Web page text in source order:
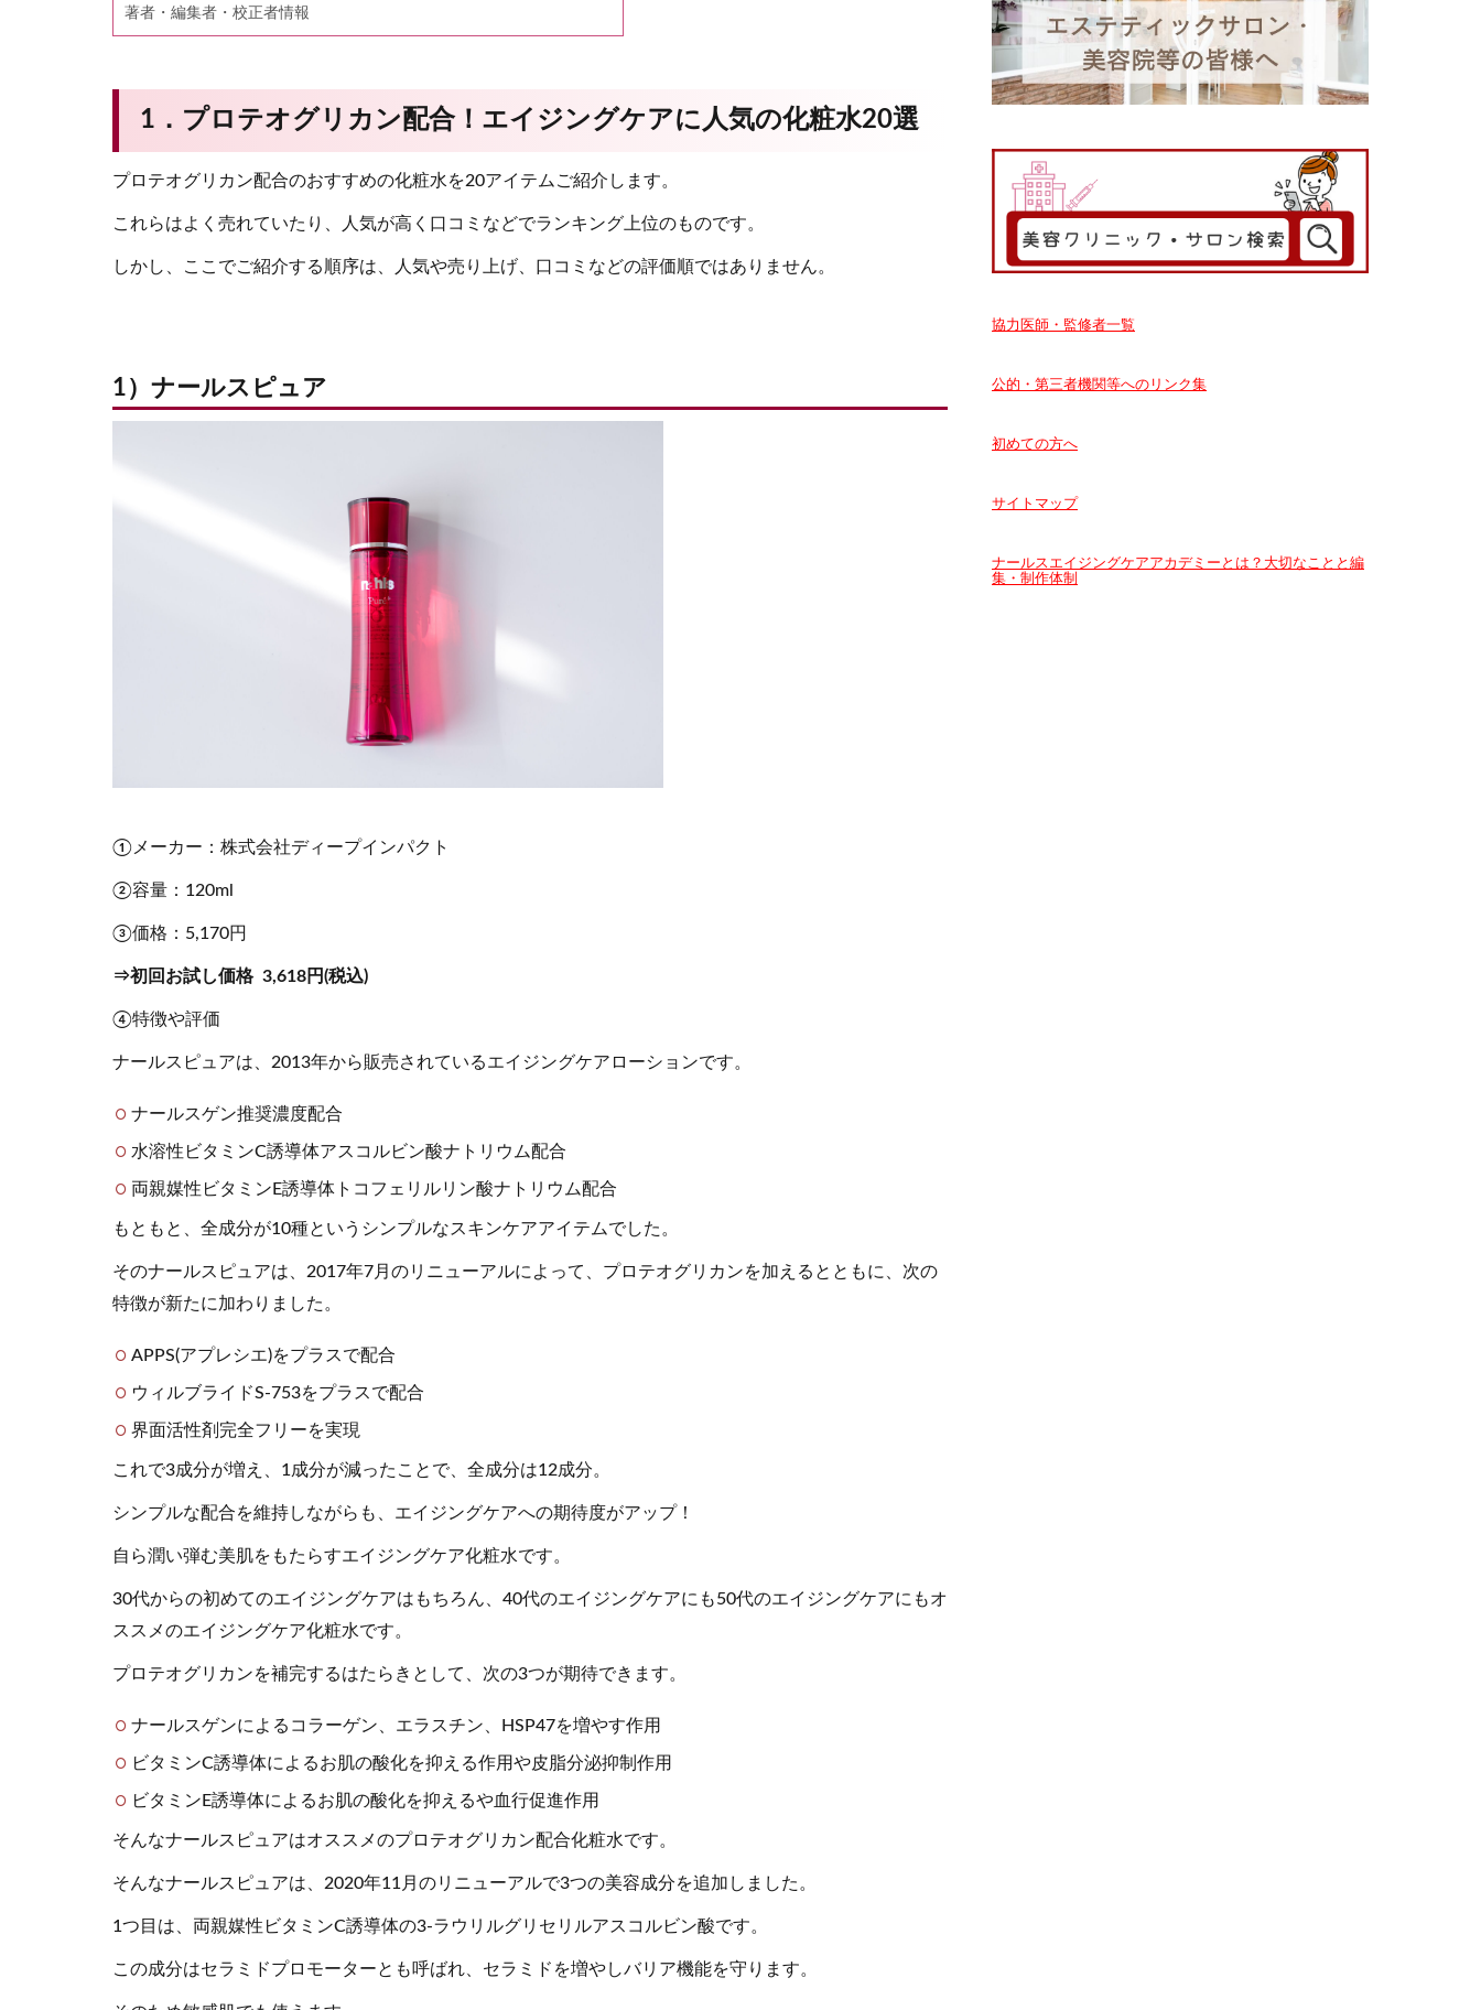
著者・編集者・校正者情報
1．プロテオグリカン配合！エイジングケアに人気の化粧水20選
プロテオグリカン配合のおすすめの化粧水を20アイテムご紹介します。
これらはよく売れていたり、人気が高く口コミなどでランキング上位のものです。
しかし、ここでご紹介する順序は、人気や売り上げ、口コミなどの評価順ではありません。
1）ナールスピュア
①メーカー：株式会社ディープインパクト
②容量：120ml
③価格：5,170円
⇒初回お試し価格 3,618円(税込)
④特徴や評価
ナールスピュアは、2013年から販売されているエイジングケアローションです。
ナールスゲン推奨濃度配合
水溶性ビタミンC誘導体アスコルビン酸ナトリウム配合
両親媒性ビタミンE誘導体トコフェリルリン酸ナトリウム配合
もともと、全成分が10種というシンプルなスキンケアアイテムでした。
そのナールスピュアは、2017年7月のリニューアルによって、プロテオグリカンを加えるとともに、次の
特徴が新たに加わりました。
APPS(アプレシエ)をプラスで配合
ウィルブライドS-753をプラスで配合
界面活性剤完全フリーを実現
これで3成分が増え、1成分が減ったことで、全成分は12成分。
シンプルな配合を維持しながらも、エイジングケアへの期待度がアップ！
自ら潤い弾む美肌をもたらすエイジングケア化粧水です。
30代からの初めてのエイジングケアはもちろん、40代のエイジングケアにも50代のエイジングケアにもオ
ススメのエイジングケア化粧水です。
プロテオグリカンを補完するはたらきとして、次の3つが期待できます。
ナールスゲンによるコラーゲン、エラスチン、HSP47を増やす作用
ビタミンC誘導体によるお肌の酸化を抑える作用や皮脂分泌抑制作用
ビタミンE誘導体によるお肌の酸化を抑えるや血行促進作用
そんなナールスピュアはオススメのプロテオグリカン配合化粧水です。
そんなナールスピュアは、2020年11月のリニューアルで3つの美容成分を追加しました。
1つ目は、両親媒性ビタミンC誘導体の3-ラウリルグリセリルアスコルビン酸です。
この成分はセラミドプロモーターとも呼ばれ、セラミドを増やしバリア機能を守ります。
協力医師・監修者一覧
公的・第三者機関等へのリンク集
初めての方へ
サイトマップ
ナールスエイジングケアアカデミーとは？大切なことと編
集・制作体制